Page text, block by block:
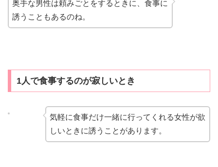
奥手な男性は頼みごとをするときに、食事に
誘うこともあるのね。
1人で食事するのが寂しいとき
気軽に食事だけ一緒に行ってくれる女性が欲
しいときに誘うことがあります。